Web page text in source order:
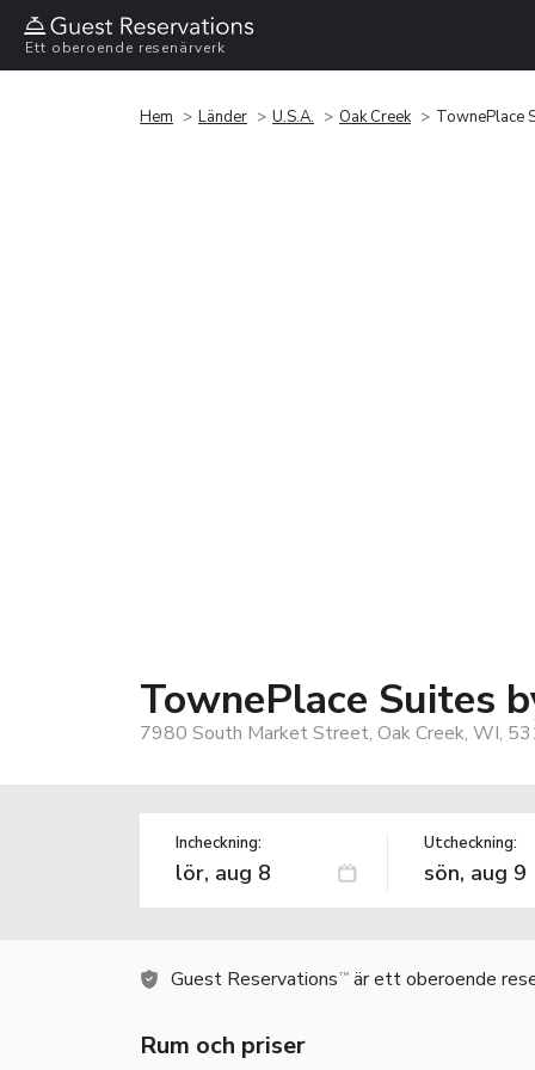
Ett oberoende resenärverk
Hem Länder U.S.A. Oak Creek TownePlace
TownePlace Suites
7980 South Market Street, Oak Creek, WI,
Incheckning: Utcheckning:
Guest Reservations TM är ett oberoende
Rum och priser